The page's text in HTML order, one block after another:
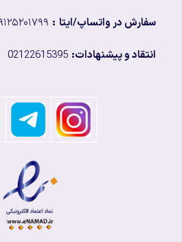
سفارش در واتساپ/ایتا :
انتقاد و پیشنهادات: